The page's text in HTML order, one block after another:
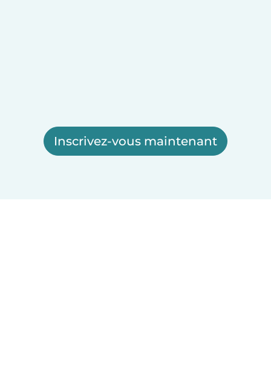
Inscrivez-vous maintenant